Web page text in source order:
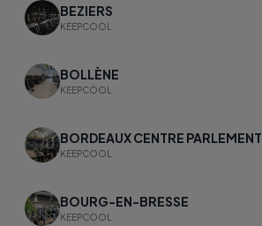
BEZIERS
KEEPCOOL
BOLLÈNE
KEEPCOOL
BORDEAUX CENTRE PARLEMENT
KEEPCOOL
BOURG-EN-BRESSE
KEEPCOOL